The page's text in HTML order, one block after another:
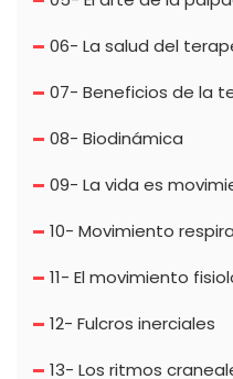
06- La salud del
07- Beneficios de la
08- Biodinámica
09- La vida es
10- Movimiento
11- El movimiento
12- Fulcros inerciales
13- Los ritmos